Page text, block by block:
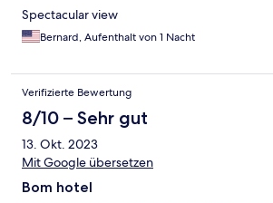
Spectacular view
Bernard, Aufenthalt von 1 Nacht
Verifizierte Bewertung
8/10 – Sehr gut
13. Okt. 2023
Mit Google übersetzen
Bom hotel